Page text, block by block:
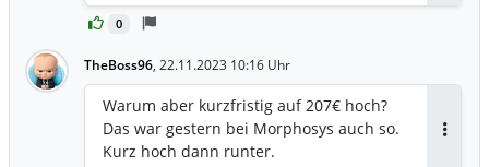
0
TheBoss96, 22.11.2023 10:16 Uhr
Warum aber kurzfristig auf 207€ hoch?
Das war gestern bei Morphosys auch so.
Kurz hoch dann runter.